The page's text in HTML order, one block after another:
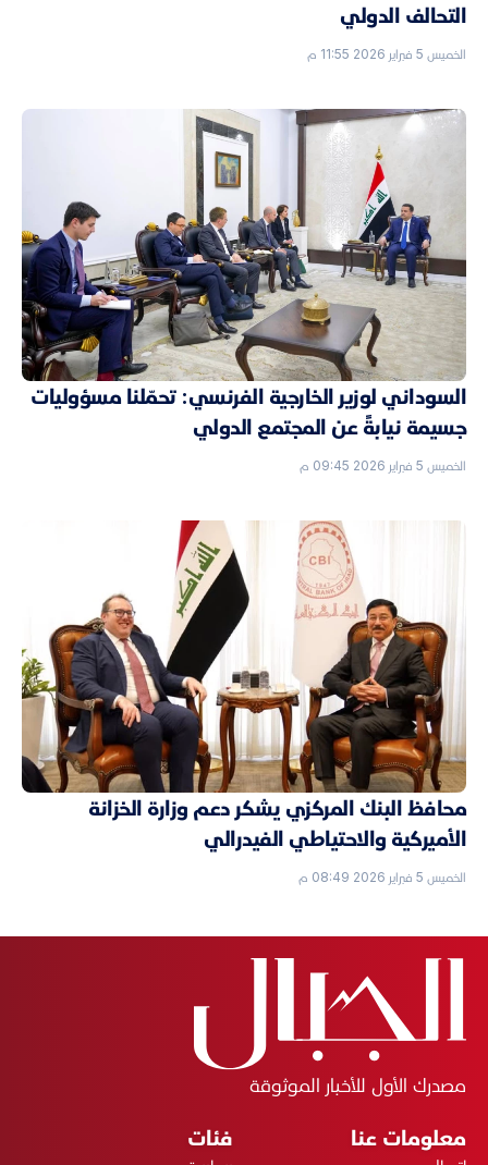
التحالف الدولي
الخميس 5 فبراير 2026 11:55 م
السوداني لوزير الخارجية الفرنسي: تحمّلنا مسؤوليات
جسيمة نيابةً عن المجتمع الدولي
الخميس 5 فبراير 2026 09:45 م
محافظ البنك المركزي يشكر دعم وزارة الخزانة
الأميركية والاحتياطي الفيدرالي
الخميس 5 فبراير 2026 08:49 م
مصدرك الأول للأخبار الموثوقة
معلومات عنا فئات